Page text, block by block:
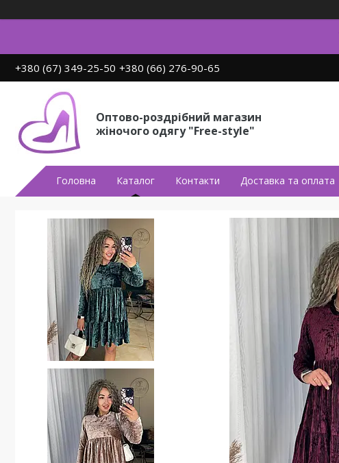
+380 (67) 349-25-50 +380 (66) 276-90-65
Оптово-роздрібний магазин
жіночого одягу "Free-style"
Головна Каталог Контакти Доставка та оплата